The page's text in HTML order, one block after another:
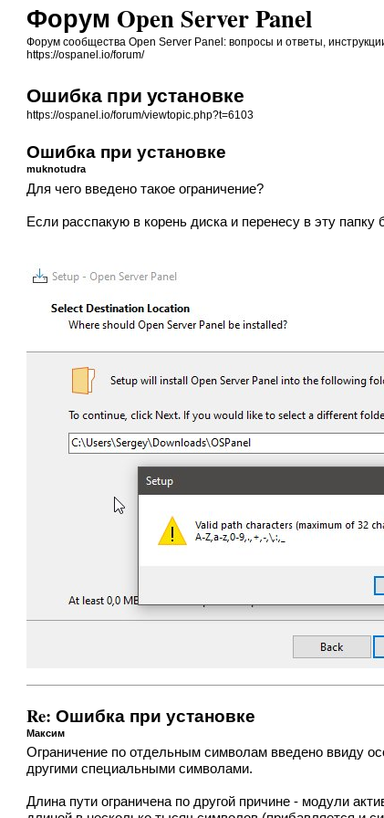
Форум Open Server Panel
Форум сообщества Open Server Panel: вопросы и ответы,
https://ospanel.io/forum/
Ошибка при установке
https://ospanel.io/forum/viewtopic.php?t=6103
Ошибка при установке
muknotudra
Для чего введено такое ограничение?
Если расспакую в корень диска и перенесу в эту папку
Re: Ошибка при установке
Максим
Ограничение по отдельным символам введено ввиду
другими специальными символами.
Длина пути ограничена по другой причине - модули